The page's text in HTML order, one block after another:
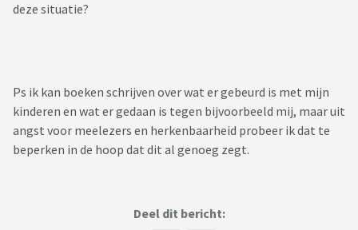
deze situatie?
Ps ik kan boeken schrijven over wat er gebeurd is met mijn
kinderen en wat er gedaan is tegen bijvoorbeeld mij, maar uit
angst voor meelezers en herkenbaarheid probeer ik dat te
beperken in de hoop dat dit al genoeg zegt.
Deel dit bericht: